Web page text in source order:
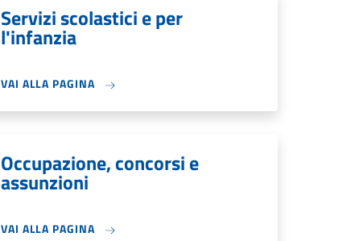
Servizi scolastici e per
l'infanzia
VAI ALLA PAGINA
Occupazione, concorsi e
assunzioni
VAI ALLA PAGINA